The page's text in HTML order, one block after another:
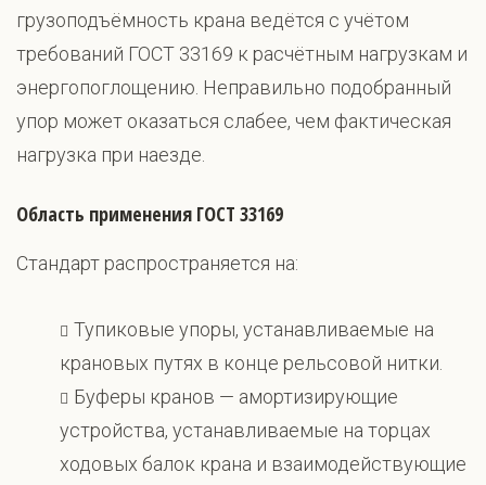
грузоподъёмность крана ведётся с учётом
требований ГОСТ 33169 к расчётным нагрузкам и
энергопоглощению. Неправильно подобранный
упор может оказаться слабее, чем фактическая
нагрузка при наезде.
Область применения ГОСТ 33169
Стандарт распространяется на:
Тупиковые упоры, устанавливаемые на
крановых путях в конце рельсовой нитки.
Буферы кранов — амортизирующие
устройства, устанавливаемые на торцах
ходовых балок крана и взаимодействующие